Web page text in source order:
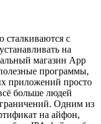
на
магазин App
программы,
приложений просто
больше людей
Одним из
на айфон,